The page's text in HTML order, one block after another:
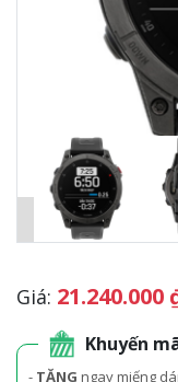
Giá: 21.240.000
Khuyến
- TẶNG ngay miếng